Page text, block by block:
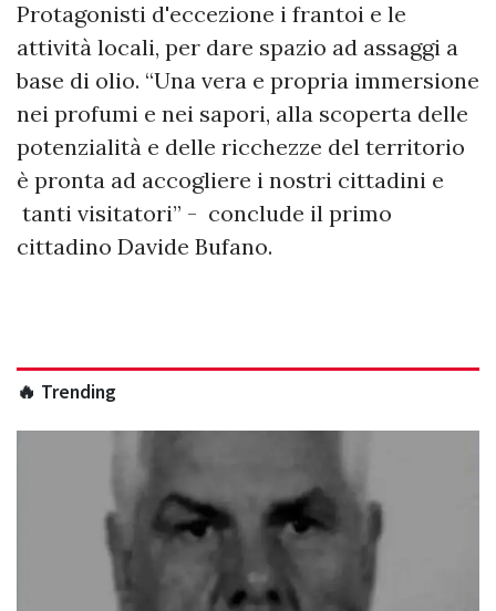
Protagonisti d'eccezione i frantoi e le
attività locali, per dare spazio ad assaggi a
base di olio. “Una vera e propria immersione
nei profumi e nei sapori, alla scoperta delle
potenzialità e delle ricchezze del territorio
è pronta ad accogliere i nostri cittadini e
tanti visitatori” - conclude il primo
cittadino Davide Bufano.
🔥 Trending